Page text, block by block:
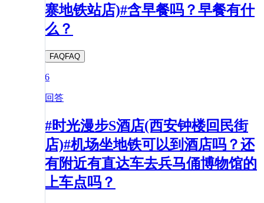
寨地铁站店)#含早餐吗？早餐有什
么？
FAQFAQ
6
回答
#时光漫步S酒店(西安钟楼回民街
店)#机场坐地铁可以到酒店吗？还
有附近有直达车去兵马俑博物馆的
上车点吗？